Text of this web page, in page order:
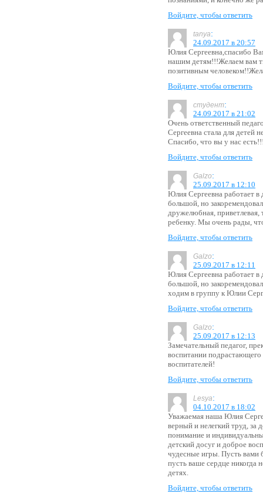
Войдите, чтобы ответить
tanya:
24.09.2017 в 20:57
Юлия Сергеевна,спасибо
нашим детям!!!Желаем вам
позитивным
Войдите, чтобы ответить
студент:
24.09.2017 в 21:02
Очень ответственный
Сергеевна стала для детей
Спасибо, что вы у нас
Войдите, чтобы ответить
Galzo:
25.09.2017 в 12:10
Юлия Сергеевна работает в
большой, но
дружелюбная, приветлевая,
ребенку. Мы очень рады,
Войдите, чтобы ответить
Galzo:
25.09.2017 в 12:11
Юлия Сергеевна работает в
большой, но
ходим в группу к Юлии
Войдите, чтобы ответить
Galzo:
25.09.2017 в 12:13
Замечательный педагог,
воспитании
воспитателей!
Войдите, чтобы ответить
Lesya:
04.10.2017 в 18:02
Уважаемая наша Юлия
верный и нелегкий труд, за
понимание и
детский досуг и доброе
чудесные игры. Пусть вами
пусть ваше сердце никогда
детях.
Войдите, чтобы ответить